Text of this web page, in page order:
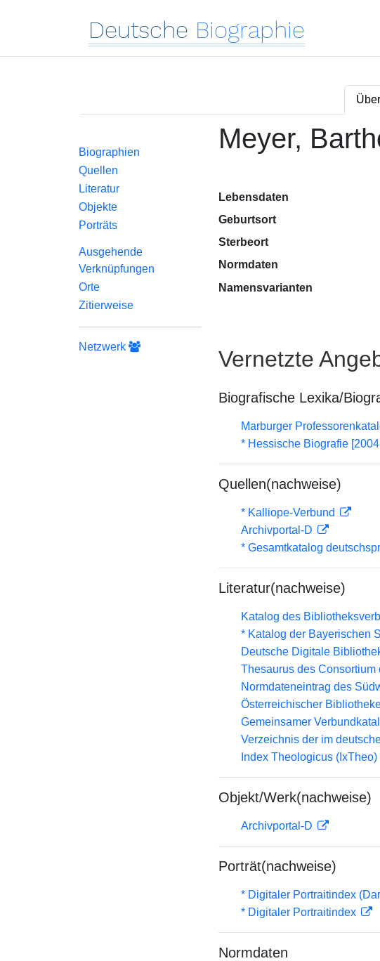
Deutsche Biographie
Biographien
Quellen
Literatur
Objekte
Porträts
Ausgehende
Verknüpfungen
Orte
Zitierweise
Netzwerk
Meyer,
Lebensdaten
Geburtsort
Sterbeort
Normdaten
Namensvarianten
Vernetzte
Biografische Lexika/
Marburger
* Hessische Biografie
Quellen(nachweise)
* Kalliope-Verbund
Archivportal-D
* Gesamtkatalog
Literatur(nachweise)
Katalog des
* Katalog der Bayerischen
Deutsche Digitale
Thesaurus des
Normdateneintrag des
Österreichischer
Gemeinsamer
Verzeichnis der im
Index Theologicus (IxTheo)
Objekt/Werk(nachweise)
Archivportal-D
Porträt(nachweise)
* Digitaler Portraitindex
* Digitaler Portraitindex
Normdaten